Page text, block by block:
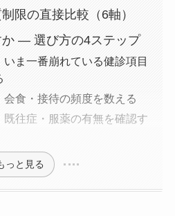
限の直接比較（6軸）
か — 選び方の4ステップ
いま一番崩れている健診項目
会食・接待の頻度を数える
既往症・服薬の有無を確認す
っと見る